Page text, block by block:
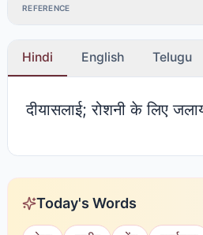
REFERENCE
Hindi English Telugu
दीयासलाई; रोशनी के लिए
Today's Words